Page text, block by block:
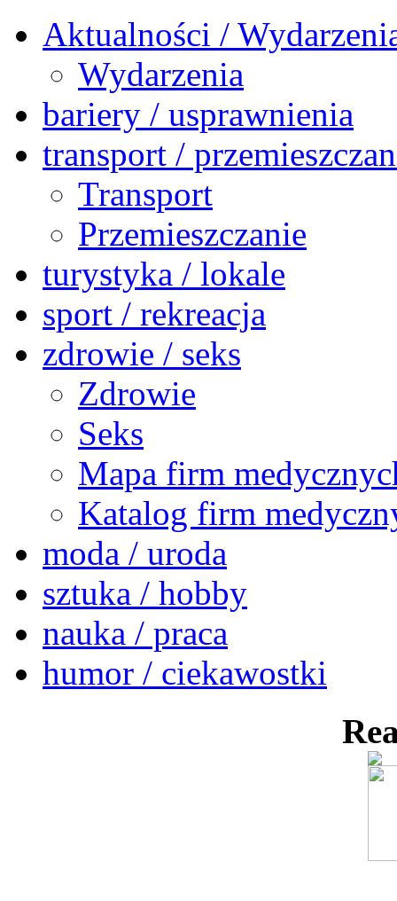
Aktualności /
Wydarzenia
bariery / usprawnienia
transport /
Transport
Przemieszczanie
turystyka / lokale
sport / rekreacja
zdrowie / seks
Zdrowie
Seks
Mapa firm
Katalog firm
moda / uroda
sztuka / hobby
nauka / praca
humor / ciekawostki